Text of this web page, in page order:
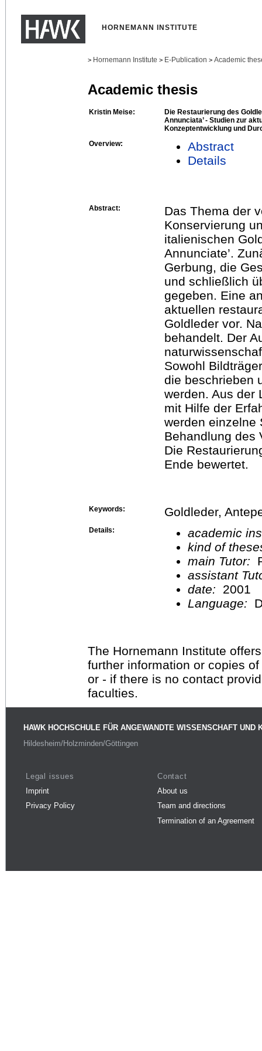
HORNEMANN INSTITUTE
> Hornemann Institute > E-Publication > Academic
Academic thesis
Kristin Meise:
Die Restaurierung des
Annunciata’ - Studien zur
Konzeptentwicklung und
Overview:
Abstract
Details
Abstract:
Das Thema der
Konservierung
italienischen
Annunciate’.
Gerbung, die
und schließlich
gegeben. Eine
aktuellen
Goldleder vor.
behandelt. Der
Sowohl
die beschrieben
werden. Aus der
mit Hilfe der
werden einzelne
Behandlung des
Die
Ende bewertet.
Keywords: Goldleder,
Details:
academic
kind of
main Tutor:
assistant
date:
2001
Language:
The Hornemann Institute
further information or copies
or - if there is no contact
faculties.
HAWK HOCHSCHULE FÜR ANGEWANDTE WISSENSCHAFT UND
Hildesheim/Holzminden/Göttingen
Legal issues
Imprint
Privacy Policy
Contact
About us
Team and directions
Termination of an Agreement